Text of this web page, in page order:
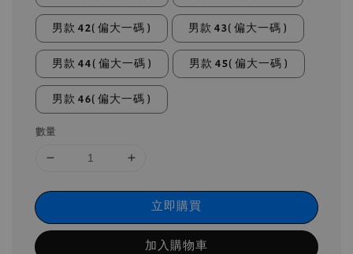
男款 42( 偏大一碼 ) 男款 43( 偏大一碼 )
男款 44( 偏大一碼 ) 男款 45( 偏大一碼 )
男款 46( 偏大一碼 )
數量
立即購買
加入購物車